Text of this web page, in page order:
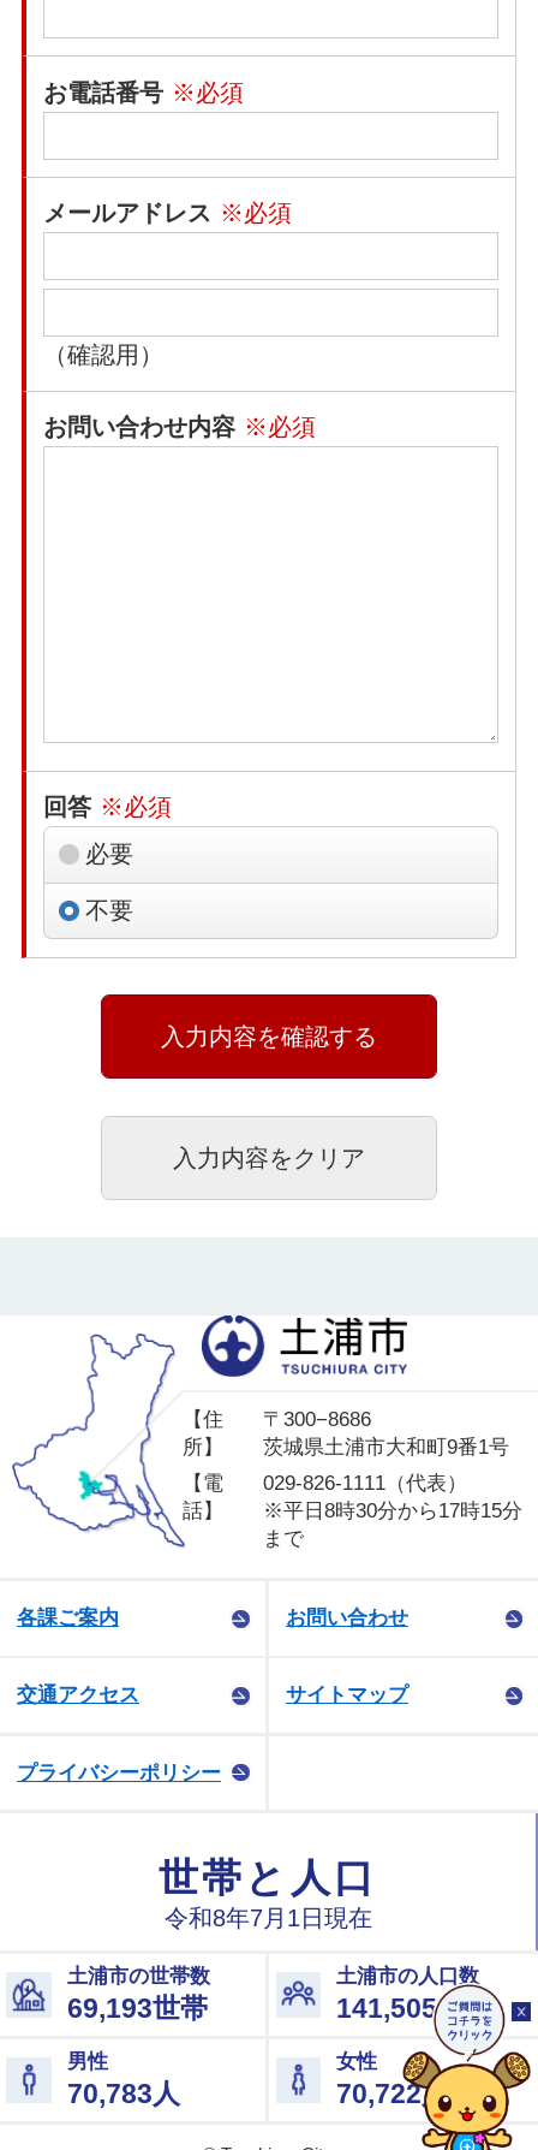
お電話番号 ※必須
メールアドレス ※必須
（確認用）
お問い合わせ内容 ※必須
回答 ※必須
必要
不要
【住
所】
〒300−8686
茨城県土浦市大和町9番1号
【電
話】
029-826-1111（代表）
※平日8時30分から17時15分
まで
各課ご案内 お問い合わせ
交通アクセス サイトマップ
プライバシーポリシー